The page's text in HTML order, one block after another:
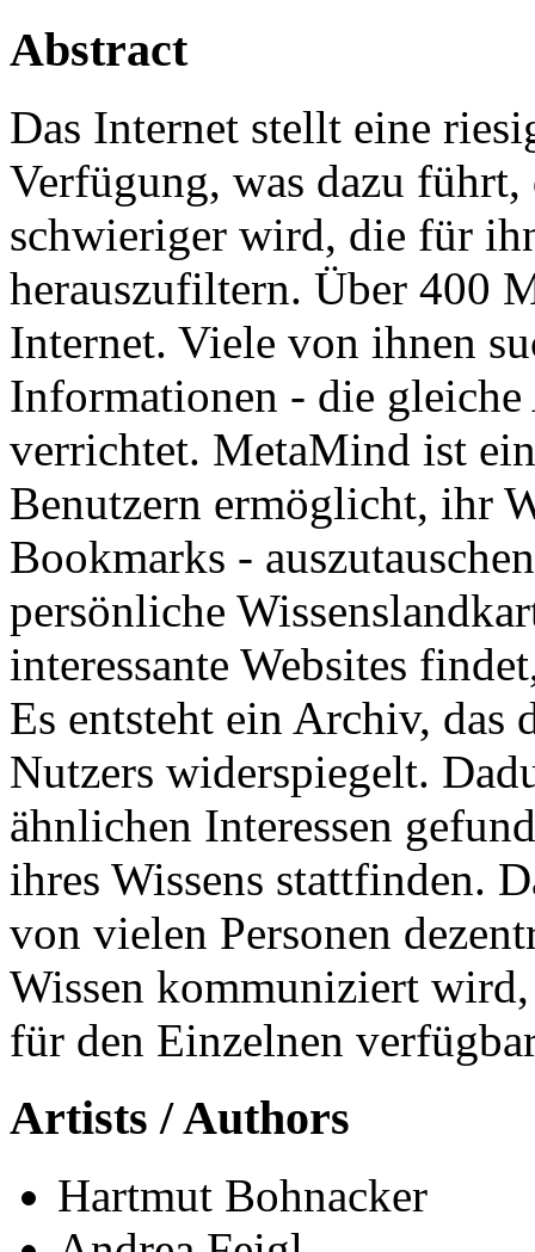
Abstract
Das Internet stellt eine
Verfügung, was dazu
schwieriger wird, die für
herauszufiltern. Über 400
Internet. Viele von ihnen
Informationen - die
verrichtet. MetaMind ist
Benutzern ermöglicht, ihr
Bookmarks -
persönliche
interessante Websites
Es entsteht ein Archiv, das
Nutzers widerspiegelt.
ähnlichen Interessen
ihres Wissens stattfinden.
von vielen Personen
Wissen kommuniziert
für den Einzelnen
Artists / Authors
Hartmut Bohnacker